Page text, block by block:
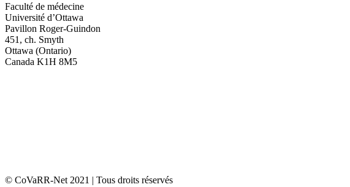
Faculté de médecine
Université d’Ottawa
Pavillon Roger-Guindon
451, ch. Smyth
Ottawa (Ontario)
Canada K1H 8M5
© CoVaRR-Net 2021 | Tous droits réservés